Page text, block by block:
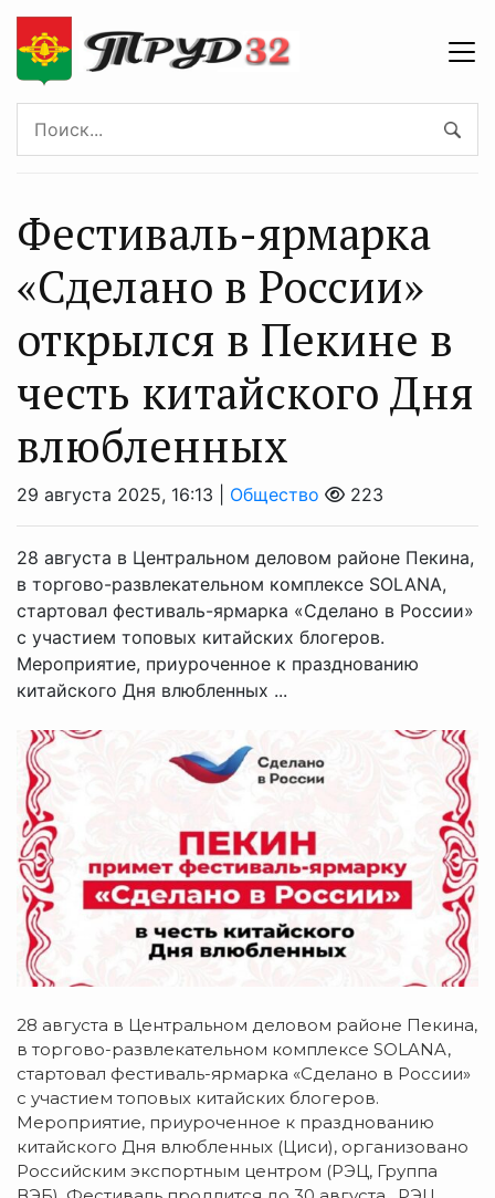
Фестиваль-ярмарка
«Сделано в России»
открылся в Пекине в
честь китайского Дня
влюбленных
29 августа 2025, 16:13 | Общество 223
28 августа в Центральном деловом районе Пекина,
в торгово-развлекательном комплексе SOLANA,
стартовал фестиваль-ярмарка «Сделано в России»
с участием топовых китайских блогеров.
Мероприятие, приуроченное к празднованию
китайского Дня влюбленных ...
28 августа в Центральном деловом районе Пекина,
в торгово-развлекательном комплексе SOLANA,
стартовал фестиваль-ярмарка «Сделано в России»
с участием топовых китайских блогеров.
Мероприятие, приуроченное к празднованию
китайского Дня влюбленных (Циси), организовано
Российским экспортным центром (РЭЦ, Группа